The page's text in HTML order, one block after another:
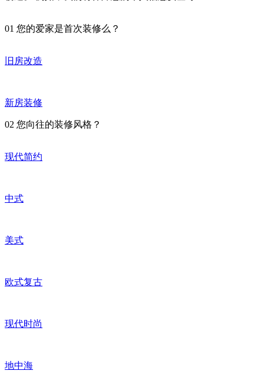
01 您的爱家是首次装修么？
旧房改造
新房装修
02 您向往的装修风格？
现代简约
中式
美式
欧式复古
现代时尚
地中海